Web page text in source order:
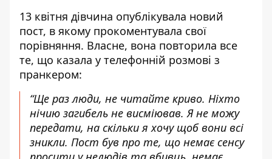
13 квітня дівчина опублікувала новий
пост, в якому прокоментувала свої
порівняння. Власне, вона повторила все
те, що казала у телефонній розмові з
пранкером:
“Ще раз люди, не читайте криво. Ніхто
нічию загибель не висміював. Я не можу
передати, на скільки я хочу щоб вони всі
зникли. Пост був про те, що немає сенсу